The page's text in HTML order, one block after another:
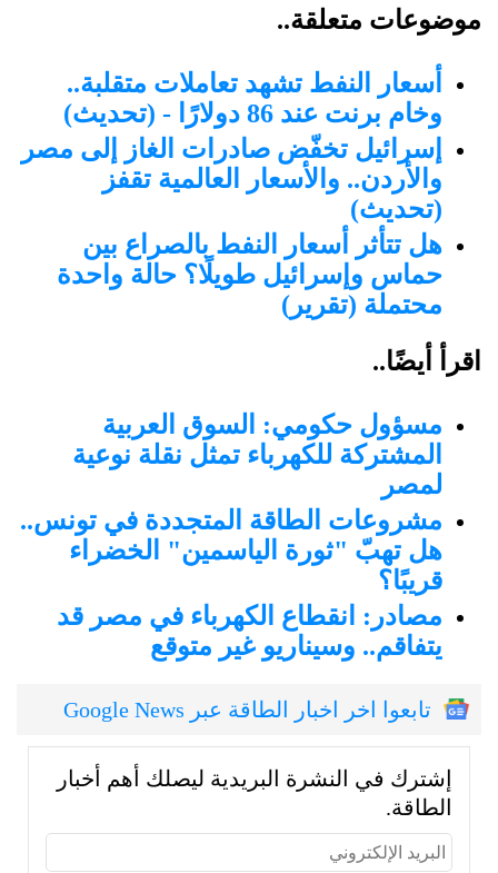
موضوعات متعلقة..
أسعار النفط تشهد تعاملات متقلبة..
وخام برنت عند 86 دولارًا - (تحديث)
إسرائيل تخفّض صادرات الغاز إلى مصر
والأردن.. والأسعار العالمية تقفز
(تحديث)
هل تتأثر أسعار النفط بالصراع بين
حماس وإسرائيل طويلًا؟ حالة واحدة
محتملة (تقرير)
اقرأ أيضًا..
مسؤول حكومي: السوق العربية
المشتركة للكهرباء تمثل نقلة نوعية
لمصر
مشروعات الطاقة المتجددة في تونس..
هل تهبّ "ثورة الياسمين" الخضراء
قريبًا؟
مصادر: انقطاع الكهرباء في مصر قد
يتفاقم.. وسيناريو غير متوقع
تابعوا اخر اخبار الطاقة عبر Google News
إشترك في النشرة البريدية ليصلك أهم أخبار
الطاقة.